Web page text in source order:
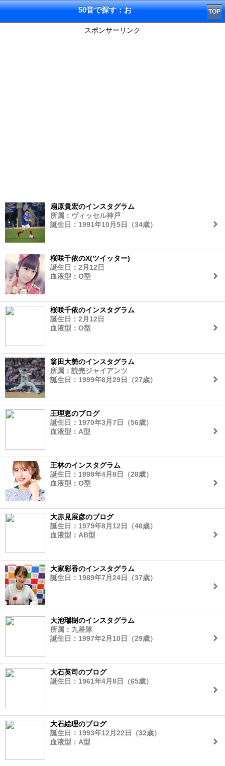
50音で探す：お TOP
スポンサーリンク
扇原貴宏のインスタグラム
所属：ヴィッセル神戸
誕生日：1991年10月5日（34歳）
桜咲千依のX(ツイッター)
誕生日：2月12日
血液型：O型
桜咲千依のインスタグラム
誕生日：2月12日
血液型：O型
翁田大勢のインスタグラム
所属：読売ジャイアンツ
誕生日：1999年6月29日（27歳）
王理恵のブログ
誕生日：1970年3月7日（56歳）
血液型：A型
王林のインスタグラム
誕生日：1998年4月8日（28歳）
血液型：O型
大赤見展彦のブログ
誕生日：1979年8月12日（46歳）
血液型：AB型
大家彩香のインスタグラム
誕生日：1989年7月24日（37歳）
大池瑞樹のインスタグラム
所属：九星隊
誕生日：1997年2月10日（29歳）
大石英司のブログ
誕生日：1961年4月8日（65歳）
大石絵理のブログ
誕生日：1993年12月22日（32歳）
血液型：A型